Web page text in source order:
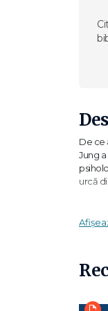
De ce
Jung
urcă
de
James